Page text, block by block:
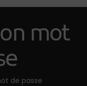
mot
de passe